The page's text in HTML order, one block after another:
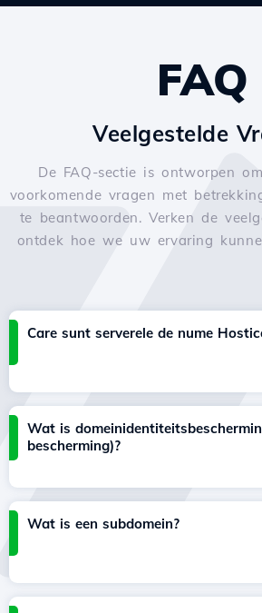
FAQ
Veelgestelde
De FAQ-sectie is ontworpen
voorkomende vragen met
te beantwoorden. Verken de
ontdek hoe we uw ervaring
Care sunt serverele de nume
Wat is
bescherming)?
Wat is een subdomein?